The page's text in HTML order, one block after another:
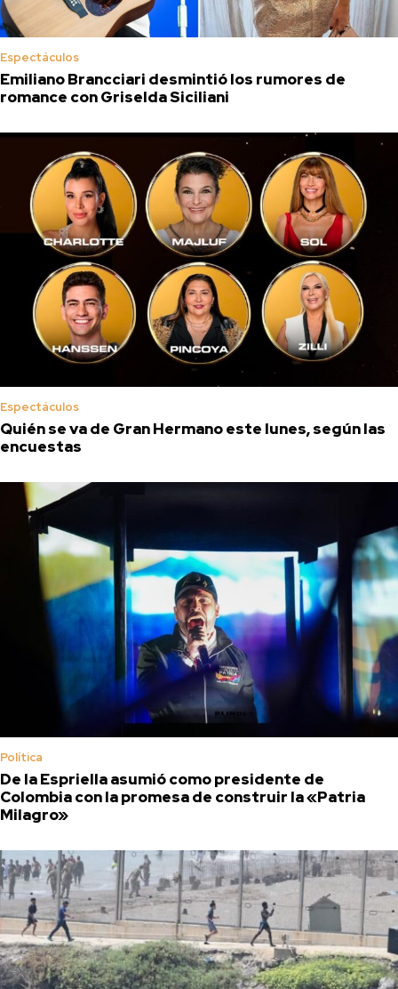
Espectáculos
Emiliano Brancciari desmintió los rumores de
romance con Griselda Siciliani
Espectáculos
Quién se va de Gran Hermano este lunes, según las
encuestas
Política
De la Espriella asumió como presidente de
Colombia con la promesa de construir la «Patria
Milagro»